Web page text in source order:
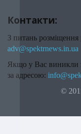
Контакти:
З питань розміщення
adv@spektrnews.in.ua
Якщо у Вас виникли
за адресою:
©